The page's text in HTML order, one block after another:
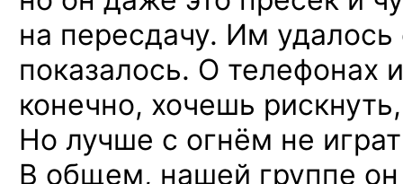
на пересдачу. Им удалось
показалось. О телефонах
конечно, хочешь
Но лучше с огнём не
В общем, нашей группе он